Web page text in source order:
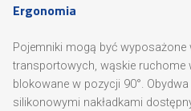
Ergonomia
Pojemniki mogą być
transportowych, wąskie ruchome
blokowane w pozycji 90°.
silikonowymi nakładkami